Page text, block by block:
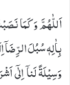
اَللّٰهُمَّ وَ كَمَا
بِاٰلِهٖ سُبُلَ
وَسِیْلَةً لَناۤ اِلٰۤى